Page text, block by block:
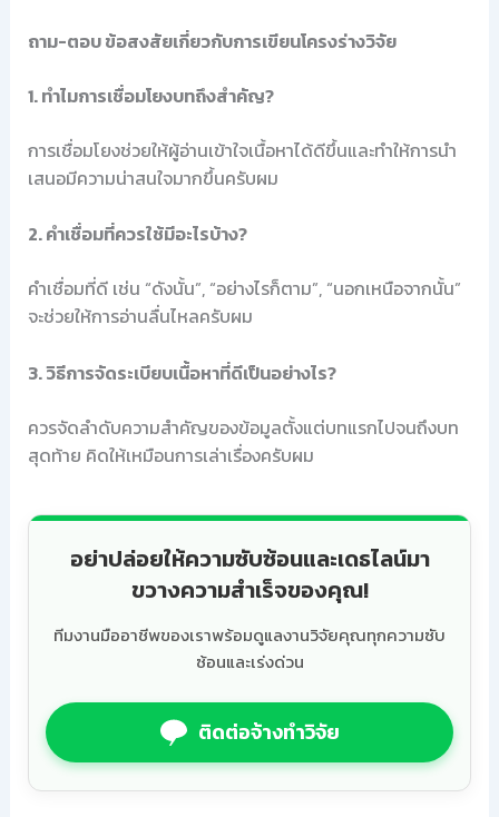
ถาม-ตอบ ข้อสงสัยเกี่ยวกับการเขียนโครงร่างวิจัย
1. ทำไมการเชื่อมโยงบทถึงสำคัญ?
การเชื่อมโยงช่วยให้ผู้อ่านเข้าใจเนื้อหาได้ดีขึ้นและทำให้การนำ
เสนอมีความน่าสนใจมากขึ้นครับผม
2. คำเชื่อมที่ควรใช้มีอะไรบ้าง?
คำเชื่อมที่ดี เช่น “ดังนั้น”, “อย่างไรก็ตาม”, “นอกเหนือจากนั้น”
จะช่วยให้การอ่านลื่นไหลครับผม
3. วิธีการจัดระเบียบเนื้อหาที่ดีเป็นอย่างไร?
ควรจัดลำดับความสำคัญของข้อมูลตั้งแต่บทแรกไปจนถึงบท
สุดท้าย คิดให้เหมือนการเล่าเรื่องครับผม
อย่าปล่อยให้ความซับซ้อนและเดธไลน์มา
ขวางความสำเร็จของคุณ!
ทีมงานมืออาชีพของเราพร้อมดูแลงานวิจัยคุณทุกความซับ
ซ้อนและเร่งด่วน
ติดต่อจ้างทำวิจัย